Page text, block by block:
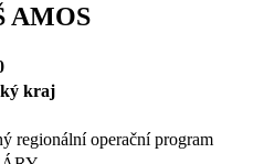
AMOS
kraj
regionální operační program